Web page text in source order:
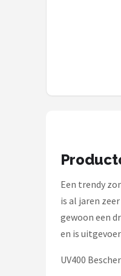
Een trendy
is al jaren
gewoon een
en is
UV400